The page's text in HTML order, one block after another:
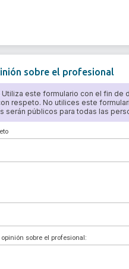
sobre el profesional
Utiliza este formulario con el fin de
respeto. No utilices este
serán públicos para todas las
sobre el profesional: